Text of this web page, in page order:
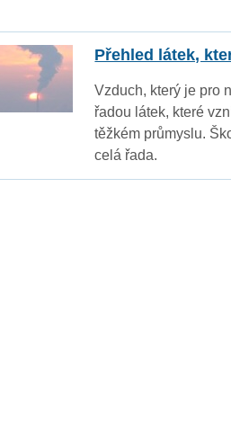
Přehled látek,
Vzduch, který je pro
řadou látek, které
těžkém průmyslu.
celá řada.